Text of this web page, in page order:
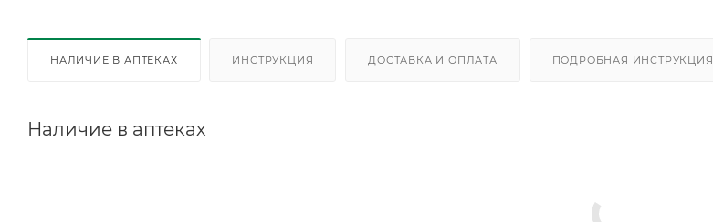
НАЛИЧИЕ В АПТЕКАХ ИНСТРУКЦИЯ ДОСТАВКА И ОПЛАТА ПОДРОБНАЯ ИНСТРУКЦИЯ
Наличие в аптеках